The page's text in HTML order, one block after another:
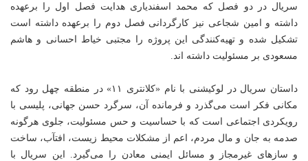
سریال در دو فصل که محمد اسفندیاری هدایت فصل اول را برعهده
داشته و امین شجاعی نیز کارگردانی فصل دوم را برعهده داشته است
تشکیل شده و تهیه‌کنندگی این پروژه را مجتبی خیاط احسانی و هاشم
مسعودی بر مسئولیت داشته اند.
داستان سریال در لوکیشنی با نام «کلانتری ۱۱» در منطقه چهل رود که
مکانی فکر است می‌گذرد و فرمانده آن، سرگرد حسن جهانی، پلیسی با
رویکردی اجتماعی است که با حساسیت و حس مسئولیت، جلوی هرگونه
صدمه به جان و مال مردم، اعم از مشکلات محیط زیست، افتآب، ساخت
و سازهای غیرمجاز و مسائل ایمنی معادن را می‌گیرد. این سریال با